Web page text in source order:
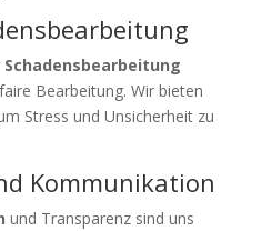
Schadensbearbeitung
Bearbeitung. Wir bieten
Stress und Unsicherheit zu
Kommunikation
und Transparenz sind uns